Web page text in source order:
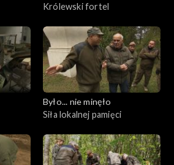
Królewski fortel
Było... nie minęło
Siła lokalnej pamięci